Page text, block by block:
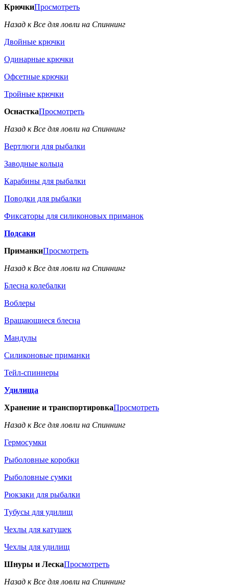
КрючкиПросмотреть
Назад к Все для ловли на Спиннинг
Двойные крючки
Одинарные крючки
Офсетные крючки
Тройные крючки
ОснасткаПросмотреть
Назад к Все для ловли на Спиннинг
Вертлюги для рыбалки
Заводные кольца
Карабины для рыбалки
Поводки для рыбалки
Фиксаторы для силиконовых приманок
Подсаки
ПриманкиПросмотреть
Назад к Все для ловли на Спиннинг
Блесна колебалки
Воблеры
Вращающиеся блесна
Мандулы
Силиконовые приманки
Тейл-спиннеры
Удилища
Хранение и транспортировкаПросмотреть
Назад к Все для ловли на Спиннинг
Гермосумки
Рыболовные коробки
Рыболовные сумки
Рюкзаки для рыбалки
Тубусы для удилищ
Чехлы для катушек
Чехлы для удилищ
Шнуры и ЛескаПросмотреть
Назад к Все для ловли на Спиннинг